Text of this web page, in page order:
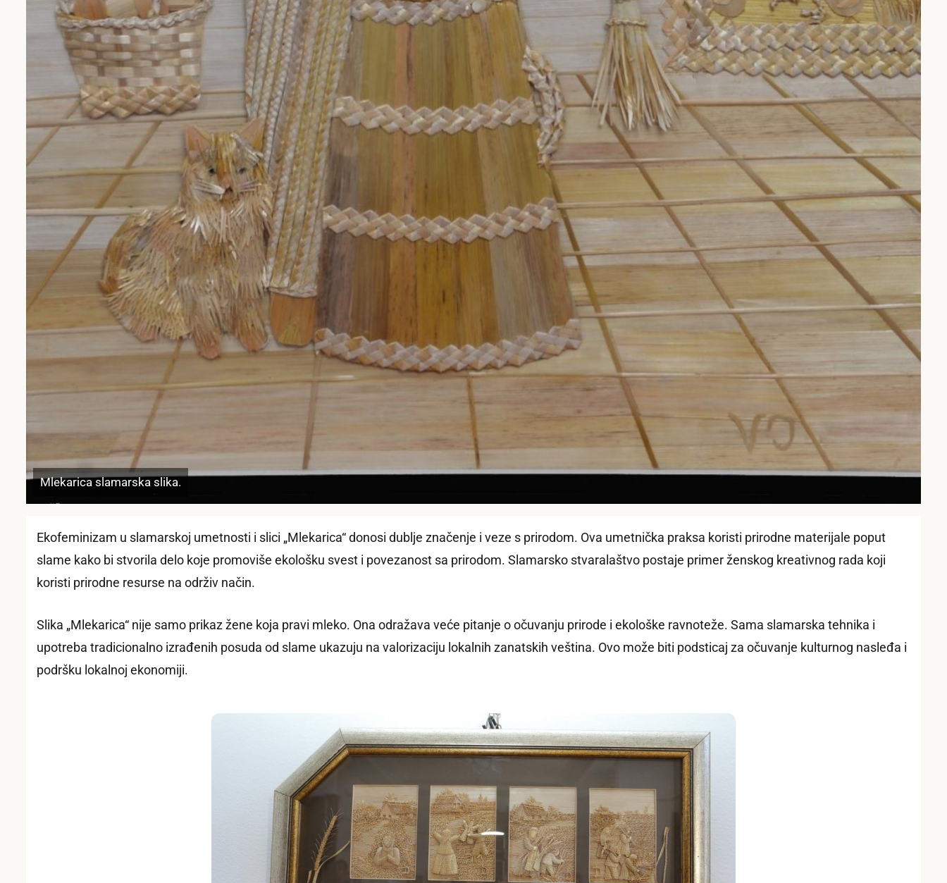
Mlekarica slamarska slika.
Ekofeminizam u slamarskoj umetnosti i slici „Mlekarica“ donosi dublje značenje i veze s prirodom. Ova umetnička praksa koristi prirodne materijale poput
slame kako bi stvorila delo koje promoviše ekološku svest i povezanost sa prirodom. Slamarsko stvaralaštvo postaje primer ženskog kreativnog rada koji
koristi prirodne resurse na održiv način.
Slika „Mlekarica“ nije samo prikaz žene koja pravi mleko. Ona odražava veće pitanje o očuvanju prirode i ekološke ravnoteže. Sama slamarska tehnika i
upotreba tradicionalno izrađenih posuda od slame ukazuju na valorizaciju lokalnih zanatskih veština. Ovo može biti podsticaj za očuvanje kulturnog nasleđa i
podršku lokalnoj ekonomiji.